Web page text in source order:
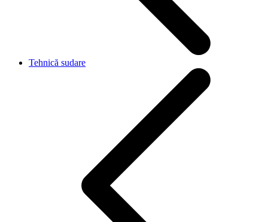
Tehnică sudare